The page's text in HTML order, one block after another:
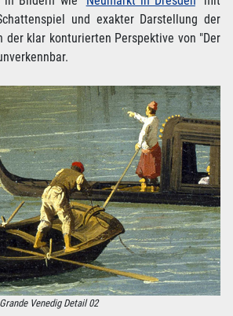
und exakter Darstellung der
der klar konturierten Perspektive von "Der
Venedig Detail 02